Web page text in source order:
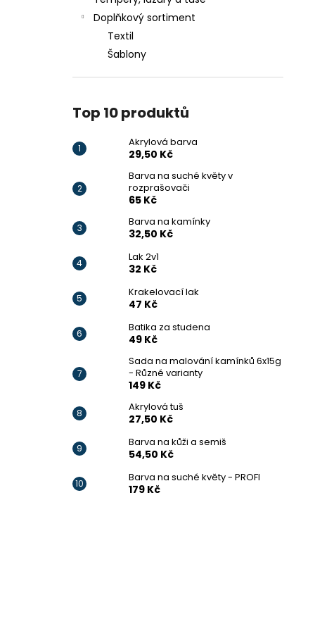
Doplňkový sortiment
Textil
Šablony
Top 10 produktů
Akrylová barva
29,50 Kč
Barva na suché květy v
rozprašovači
65 Kč
Barva na kamínky
32,50 Kč
Lak 2v1
32 Kč
Krakelovací lak
47 Kč
Batika za studena
49 Kč
Sada na malování kamínků 6x15g
- Různé varianty
149 Kč
Akrylová tuš
27,50 Kč
Barva na kůži a semiš
54,50 Kč
Barva na suché květy - PROFI
179 Kč
AKRYLOVÁ BARVA
29,50 Kč